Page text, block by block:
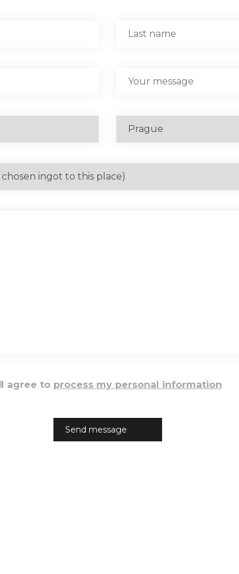
I agree to process my personal information